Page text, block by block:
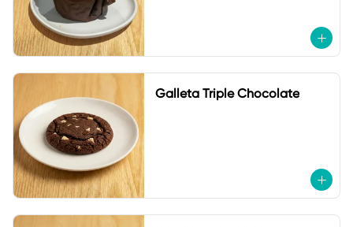
Galleta Triple Chocolate